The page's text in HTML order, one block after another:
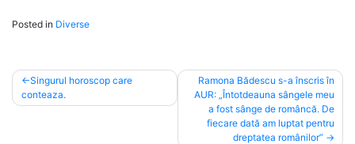
Posted in Diverse
Post
navigation
Singurul horoscop care
conteaza.
Ramona Bădescu s-a înscris în
AUR: „Întotdeauna sângele meu
a fost sânge de româncă. De
fiecare dată am luptat pentru
dreptatea românilor”